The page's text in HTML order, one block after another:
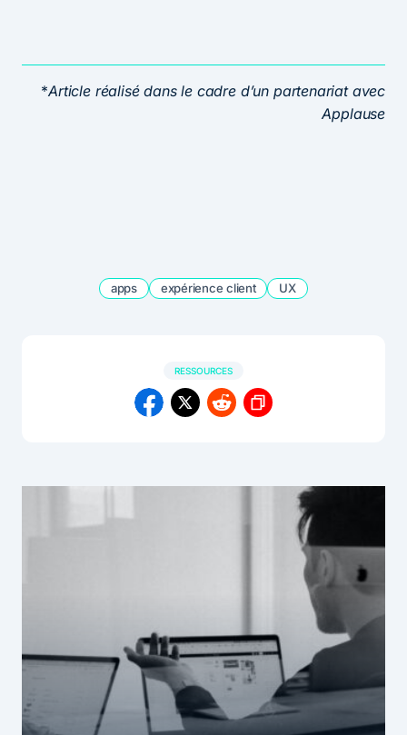
*Article réalisé dans le cadre d’un partenariat avec
Applause
apps expérience client UX
RESSOURCES